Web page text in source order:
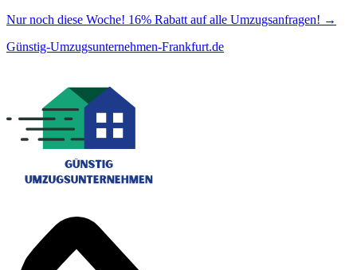
Nur noch diese Woche! 16% Rabatt auf alle Umzugsanfragen! →
Günstig-Umzugsunternehmen-Frankfurt.de